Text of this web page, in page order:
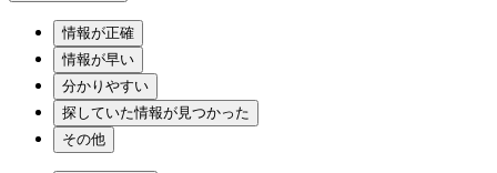
情報が正確
情報が早い
分かりやすい
探していた情報が見つかった
その他